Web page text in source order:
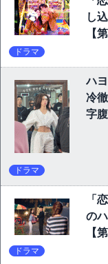
し
【
ドラマ
ハ
冷
字
ドラマ
「
の
【
ドラマ